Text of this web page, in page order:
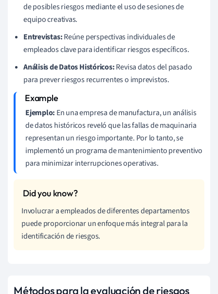
de posibles riesgos mediante el uso de sesiones de
equipo creativas.
Entrevistas:Reúne perspectivas individuales de
empleados clave para identificar riesgos específicos.
Análisis de Datos Históricos:Revisa datos del pasado
para prever riesgos recurrentes o imprevistos.
Ejemplo: En una empresa de manufactura, un análisis
de datos históricos reveló que las fallas de maquinaria
representan un riesgo importante. Por lo tanto, se
implementó un programa de mantenimiento preventivo
para minimizar interrupciones operativas.
Involucrar a empleados de diferentes departamentos
puede proporcionar un enfoque más integral para la
identificación de riesgos.
Métodos para la evaluación de riesgos